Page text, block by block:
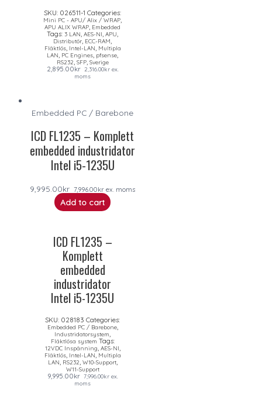
SKU: 026511-1 Categories:
Mini PC - APU/ Alix / WRAP
APU ALIX WRAP Embedded
Tags: 3 LAN AES-NI APU
Distributör ECC-RAM
Fläktlös, Intel-LAN Multipla
LAN PC Engines pfsense
RS232 SFP, Sverige
2,895.00kr 2,316.00krex.
moms
Embedded PC / Barebone
ICD FL1235 – Komplett
embedded industridator
Intel i5-1235U
9,995.00kr 7,996.00kr ex. moms
Add to cart
ICD FL1235 –
Komplett
embedded
industridator
Intel i5-1235U
SKU: 028183 Categories:
Embedded PC / Barebone,
Industridatorsystem,
Fläktlösa system Tags:
12VDC Inspänning, AES-NI,
Fläktlös, Intel-LAN, Multipla
LAN, RS232, W10-Support,
W11-Support
9,995.00kr 7,996.00krex.
moms